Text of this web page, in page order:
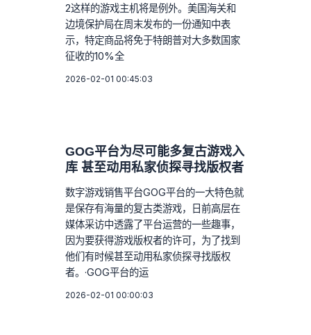
2这样的游戏主机将是例外。美国海关和
边境保护局在周末发布的一份通知中表
示，特定商品将免于特朗普对大多数国家
征收的10%全
2026-02-01 00:45:03
GOG平台为尽可能多复古游戏入
库 甚至动用私家侦探寻找版权者
数字游戏销售平台GOG平台的一大特色就
是保存有海量的复古类游戏，日前高层在
媒体采访中透露了平台运营的一些趣事，
因为要获得游戏版权者的许可，为了找到
他们有时候甚至动用私家侦探寻找版权
者。·GOG平台的运
2026-02-01 00:00:03